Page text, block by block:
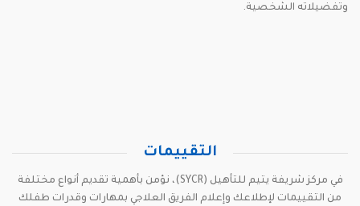
وتفضيلاته الشخصية.
التقييمات
في مركز شريفة يتيم للتأهيل (SYCR)، نؤمن بأهمية تقديم أنواع مختلفة
من التقييمات لإطلاعك وإعلام الفريق العلاجي بمهارات وقدرات طفلك